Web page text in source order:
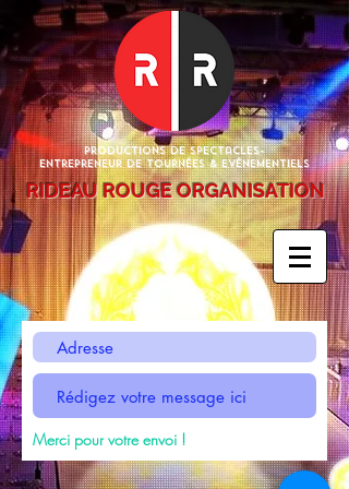
Productions de Spectacles-
Entrepreneur de Tournées & Evénementiels
RIDEAU ROUGE ORGANISATION
Merci pour votre envoi !